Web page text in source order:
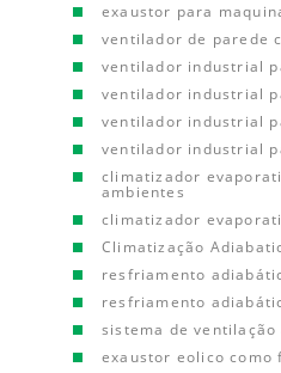
exaustor para
ventilador de parede
ventilador industrial
ventilador industrial
ventilador industrial
ventilador industrial
climatizador
ambientes
climatizador
Climatização
resfriamento
resfriamento
sistema de ventilação
exaustor eolico como